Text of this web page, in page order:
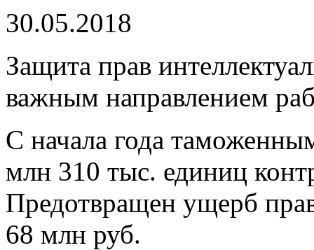
30.05.2018
Защита прав
важным направлением
С начала года
млн 310 тыс. единиц
Предотвращен ущерб
68 млн руб.